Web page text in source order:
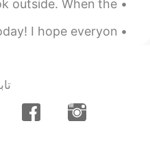
@Simple_man
@LazyBubble
@Ania She
@Turza
🇷🇺 Спасибо за
my favorite time to look outside. When the ...
I will work hard today! I hope everyon...